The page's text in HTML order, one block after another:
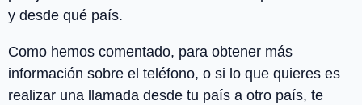
y desde qué país.
Como hemos comentado, para obtener más
información sobre el teléfono, o si lo que quieres es
realizar una llamada desde tu país a otro país, te